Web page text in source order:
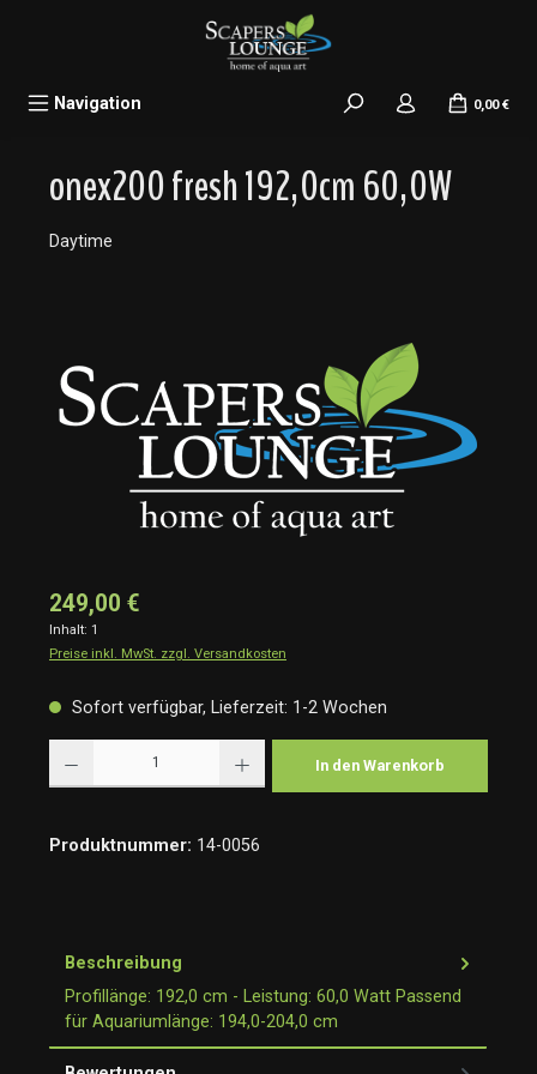
Navigation 0,00 €
onex200 fresh 192,0cm 60,0W
Daytime
249,00 €
Inhalt: 1
Preise inkl. MwSt. zzgl. Versandkosten
Sofort verfügbar, Lieferzeit: 1-2 Wochen
In den Warenkorb
Produktnummer: 14-0056
Beschreibung
Profillänge: 192,0 cm - Leistung: 60,0 Watt Passend
für Aquariumlänge: 194,0-204,0 cm